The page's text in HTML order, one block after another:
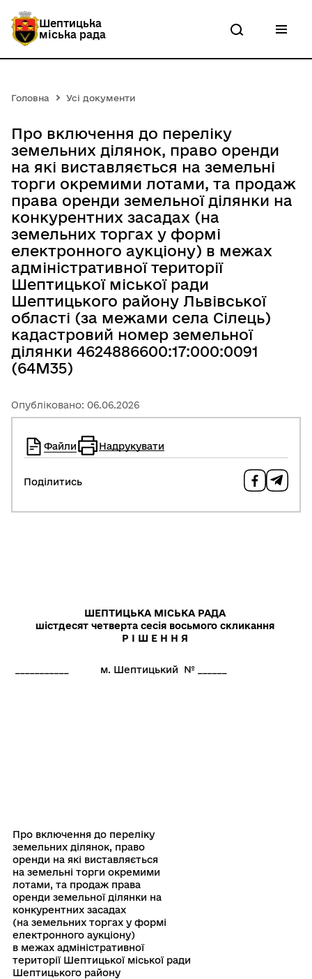
й
Шептицька
міська рада
Головна Усі документи
Про включення до переліку
земельних ділянок, право оренди
на які виставляється на земельні
торги окремими лотами, та продаж
права оренди земельної ділянки на
конкурентних засадах (на
земельних торгах у формі
електронного аукціону) в межах
адміністративної території
Шептицької міської ради
Шептицького району Львівської
області (за межами села Сілець)
кадастровий номер земельної
ділянки 4624886600:17:000:0091
(64М35)
Опубліковано: 06.06.2026
Файли Надрукувати
Поділитись
ШЕПТИЦЬКА МІСЬКА РАДА
шістдесят четверта сесія восьмого скликання
Р І Ш Е Н Н Я
м. Шептицький № ______
Про включення до переліку
земельних ділянок, право
оренди на які виставляється
на земельні торги окремими
лотами, та продаж права
оренди земельної ділянки на
конкурентних засадах
(на земельних торгах у формі
електронного аукціону)
в межах адміністративної
території Шептицької міської ради
Шептицького району